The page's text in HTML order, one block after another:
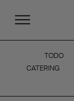
TODO
CATERING